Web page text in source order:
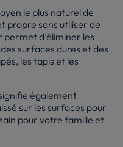
le plus naturel de
propre sans utiliser de
d’éliminer les
surfaces dures et des
les tapis et les
également
sur les surfaces pour
pour votre famille et